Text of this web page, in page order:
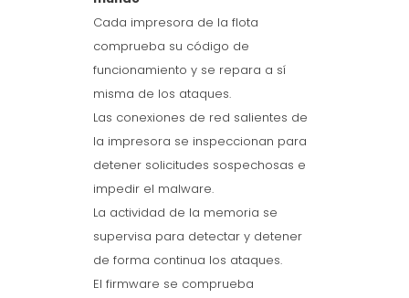
Cada impresora de la flota
comprueba su código de
funcionamiento y se repara a sí
misma de los ataques.
Las conexiones de red salientes de
la impresora se inspeccionan para
detener solicitudes sospechosas e
impedir el malware.
La actividad de la memoria se
supervisa para detectar y detener
de forma continua los ataques.
El firmware se comprueba